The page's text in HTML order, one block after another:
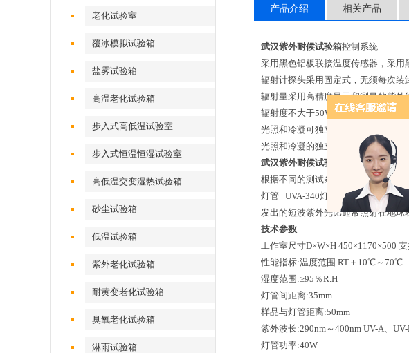
老化试验室
覆冰模拟试验箱
盐雾试验箱
高温老化试验箱
步入式高低温试验室
步入式恒温恒湿试验室
高低温交变湿热试验箱
砂尘试验箱
低温试验箱
紫外老化试验箱
耐黄变老化试验箱
臭氧老化试验箱
淋雨试验箱
产品介绍 相关产品
武汉紫外耐候试验箱控制系统
采用黑色铝板联接温度传感器，采用
辐射计探头采用固定式，无须每次装
辐射量采用高精度显示和测量的紫外
辐射度不大于50W/ m2。
光照和冷凝可独立控制可以交替循环
光照和冷凝的独立控制时间和交替循
武汉紫外耐候试验箱
灯管的选择：
根据不同的测试条件，有几种不同的
灯管 UVA-340灯管. UVA-340 灯管
发出的短波紫外光比通常照射在地
技术参数
工作室尺寸D×W×H 450×1170×500
性能指标:温度范围 RT＋10℃～70℃
湿度范围:≥95％R.H
灯管间距离:35mm
样品与灯管距离:50mm
紫外波长:290nm～400nm UV-A、
灯管功率:40W